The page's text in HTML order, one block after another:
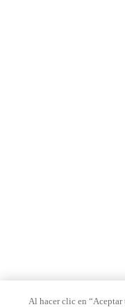
Al hacer clic en “Aceptar